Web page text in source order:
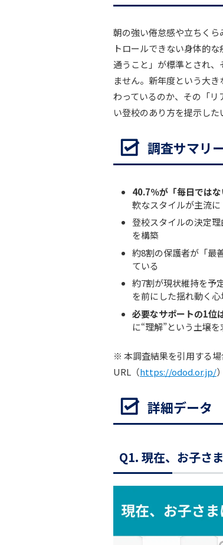
朝の強い倦怠感や立ちくら
トロールできない身体的
通うこと」が標準とされ
ません。新年度という大
わっているのか、その「
い登校のあり方を提示した
調査サマリ
40.7％が「毎日ではな
軟なスタイルが主流に
登校スタイルの決定理
を構築
約8割の保護者が「最
ている
約7割が現状維持を予
を前にした揺れ動く
必要なサポートの1位
に“理解”という土壌を
※ 本調査結果を引用する
URL（https://odod.or.jp/
詳細データ
Q1. 現在、お子さ